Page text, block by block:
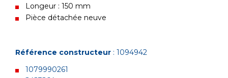
Longeur : 150 mm
Pièce détachée neuve
Référence constructeur : 1094942
1079990261